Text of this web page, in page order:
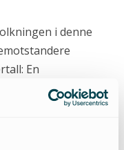
i denne
En
Analyse viste
myndighetene